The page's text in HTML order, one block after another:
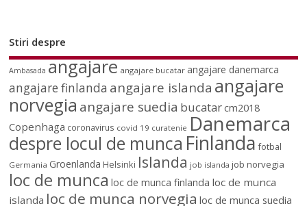
Stiri despre
Ambasada angajare angajare bucatar angajare danemarca
angajare finlanda angajare islanda angajare
norvegia angajare suedia bucatarcm2018
Copenhaga coronavirus covid 19 curatenie Danemarca
despre locul de munca Finlanda fotbal
Germania Groenlanda Helsinki Islanda job islanda job norvegia
loc de munca loc de munca finlanda loc de munca
islanda loc de munca norvegia loc de munca suedia